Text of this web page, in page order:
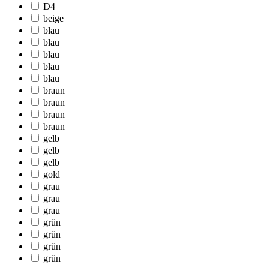
D4
beige
blau
blau
blau
blau
blau
braun
braun
braun
braun
gelb
gelb
gelb
gold
grau
grau
grau
grün
grün
grün
grün